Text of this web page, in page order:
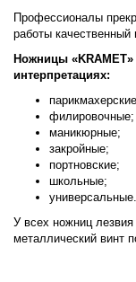
Профессионалы
работы качественный
Ножницы
интерпретациях:
филировочные;
маникюрные;
закройные;
портновские;
школьные;
универсальные.
У всех ножниц
металлический винт